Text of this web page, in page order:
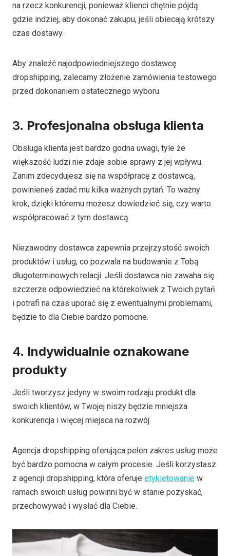
na rzecz konkurencji, ponieważ klienci chętnie pójdą
gdzie indziej, aby dokonać zakupu, jeśli obiecają krótszy
czas dostawy.
Aby znaleźć najodpowiedniejszego dostawcę
dropshipping, zalecamy złożenie zamówienia testowego
przed dokonaniem ostatecznego wyboru.
3. Profesjonalna obsługa klienta
Obsługa klienta jest bardzo godna uwagi, tyle że
większość ludzi nie zdaje sobie sprawy z jej wpływu.
Zanim zdecydujesz się na współpracę z dostawcą,
powinieneś zadać mu kilka ważnych pytań. To ważny
krok, dzięki któremu możesz dowiedzieć się, czy warto
współpracować z tym dostawcą.
Niezawodny dostawca zapewnia przejrzystość swoich
produktów i usług, co pozwala na budowanie z Tobą
długoterminowych relacji. Jeśli dostawca nie zawaha się
szczerze odpowiedzieć na którekolwiek z Twoich pytań
i potrafi na czas uporać się z ewentualnymi problemami,
będzie to dla Ciebie bardzo pomocne.
4. Indywidualnie oznakowane
produkty
Jeśli tworzysz jedyny w swoim rodzaju produkt dla
swoich klientów, w Twojej niszy będzie mniejsza
konkurencja i więcej miejsca na rozwój.
Agencja dropshipping oferująca pełen zakres usług może
być bardzo pomocna w całym procesie. Jeśli korzystasz
z agencji dropshipping, która oferuje etykietowanie w
ramach swoich usług powinni być w stanie pozyskać,
przechowywać i wysłać dla Ciebie.